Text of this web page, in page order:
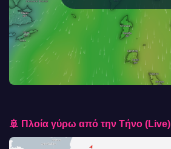
🚢 Πλοία γύρω από την Τήνο (Live)